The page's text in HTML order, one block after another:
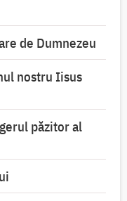
de Dumnezeu
nostru Iisus
păzitor al